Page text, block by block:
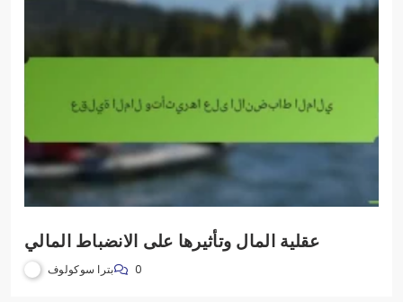
عقلية المال وتأثيرها على الانضباط المالي
بترا سوكولوف 0